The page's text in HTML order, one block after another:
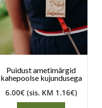
Puidust ametimärgid
kahepoolse kujundusega
6.00€ (sis. KM 1.16€)